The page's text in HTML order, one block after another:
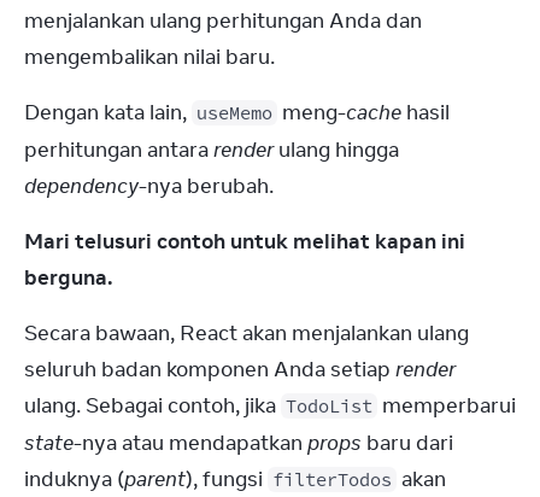
menjalankan ulang perhitungan Anda dan
mengembalikan nilai baru.
Dengan kata lain, useMemo meng-cache hasil
perhitungan antara render
dependency-nya berubah.
Mari telusuri contoh untuk melihat kapan ini
berguna.
Secara bawaan, React akan menjalankan ulang
seluruh badan komponen Anda setiap render
ulang. Sebagai contoh, jika TodoList
state-nya atau mendapatkan props baru dari
induknya (parent), fungsi filterTodos akan